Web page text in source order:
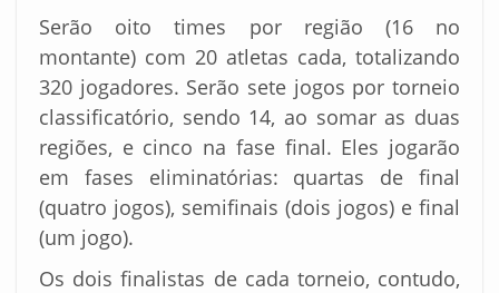
Serão oito times por região (16 no
montante) com 20 atletas cada, totalizando
320 jogadores. Serão sete jogos por torneio
classificatório, sendo 14, ao somar as duas
regiões, e cinco na fase final. Eles jogarão
em fases eliminatórias: quartas de final
(quatro jogos), semifinais (dois jogos) e final
(um jogo).
Os dois finalistas de cada torneio, contudo,